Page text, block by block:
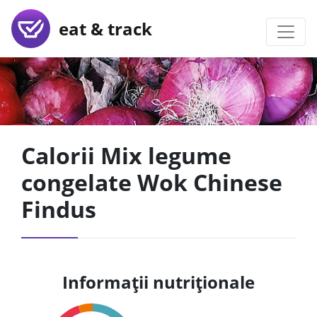
eat & track
Calorii Mix legume
congelate Wok Chinese
Findus
Informații nutriționale